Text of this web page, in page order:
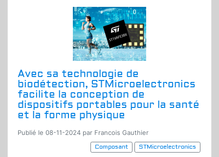
Avec sa technologie de
biodétection, STMicroelectronics
facilite la conception de
dispositifs portables pour la santé
et la forme physique
Publié le 08-11-2024 par Francois Gauthier
Composant
STMicroelectronics